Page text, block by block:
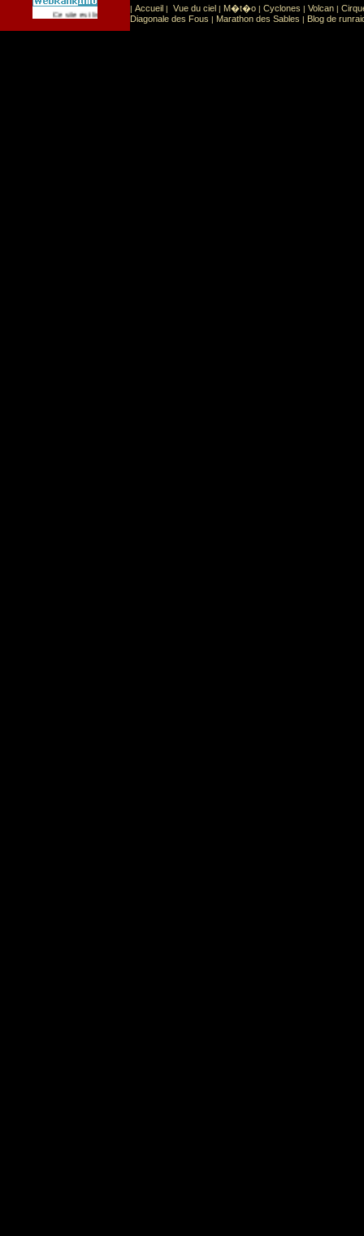
Ce site est list� dans la cat�gorie Sport: Sports extr�mes
| Accueil | Vue du ciel | M�t�o | Cyclones | Volcan |
Diagonale des Fous | Marathon des Sables | Blog de